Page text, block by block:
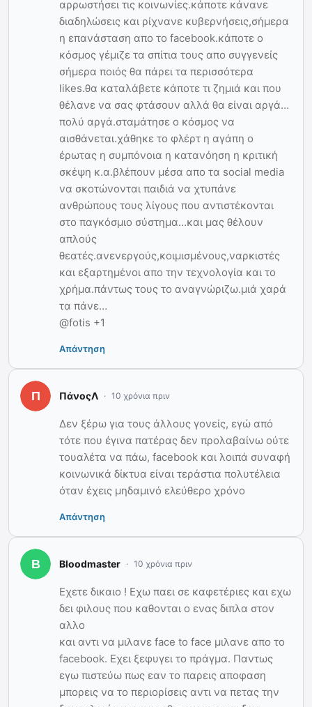
αρρωστήσει τις κοινωνίες.κάποτε κάνανε
διαδηλώσεις και ρίχνανε κυβερνήσεις,σήμερα
η επανάσταση απο το facebook.κάποτε ο
κόσμος γέμιζε τα σπίτια τους απο συγγενείς
σήμερα ποιός θα πάρει τα περισσότερα
likes.θα καταλάβετε κάποτε τι ζημιά και που
θέλανε να σας φτάσουν αλλά θα είναι αργά…
πολύ αργά.σταμάτησε ο κόσμος να
αισθάνεται.χάθηκε το φλέρτ η αγάπη ο
έρωτας η συμπόνοια η κατανόηση η κριτική
σκέψη κ.α.βλέπουν μέσα απο τα social media
να σκοτώνονται παιδιά να χτυπάνε
ανθρώπους τους λίγους που αντιστέκονται
στο παγκόσμιο σύστημα…και μας θέλουν
απλούς
θεατές.ανενεργούς,κοιμισμένους,ναρκιστές
και εξαρτημένοι απο την τεχνολογία και το
χρήμα.πάντως τους το αναγνώριζω.μιά χαρά
τα πάνε…
@fotis +1
Απάντηση
ΠάνοςΛ 10 χρόνια πριν
Δεν ξέρω για τους άλλους γονείς, εγώ από
τότε που έγινα πατέρας δεν προλαβαίνω ούτε
τουαλέτα να πάω, facebook και λοιπά συναφή
κοινωνικά δίκτυα είναι τεράστια πολυτέλεια
όταν έχεις μηδαμινό ελεύθερο χρόνο
Απάντηση
Bloodmaster 10 χρόνια πριν
Εχετε δικαιο ! Εχω παει σε καφετέριες και εχω
δει φιλους που καθονται ο ενας διπλα στον
αλλο
και αντι να μιλανε face to face μιλανε απο το
facebook. Εχει ξεφυγει το πράγμα. Παντως
εγω πιστεύω πως εαν το παρεις αποφαση
μπορεις να το περιορίσεις αντι να πετας την